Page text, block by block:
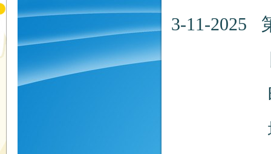
3-11-
時間：
地點